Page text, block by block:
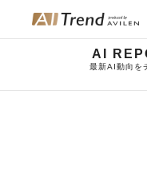
AI
最新AI動向を